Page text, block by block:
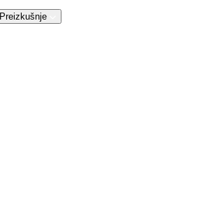
Preizkušnje